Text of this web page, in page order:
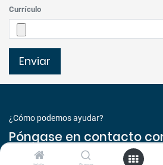
Currículo
Enviar
¿Cómo podemos ayudar?
Póngase en contacto
cualquier momento